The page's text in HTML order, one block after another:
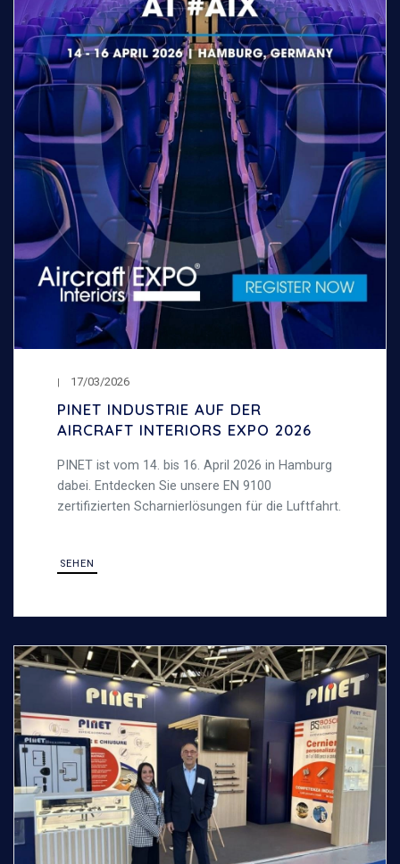
17/03/2026
PINET INDUSTRIE AUF DER
AIRCRAFT INTERIORS EXPO 2026
PINET ist vom 14. bis 16. April 2026 in Hamburg
dabei. Entdecken Sie unsere EN 9100
zertifizierten Scharnierlösungen für die Luftfahrt.
SEHEN